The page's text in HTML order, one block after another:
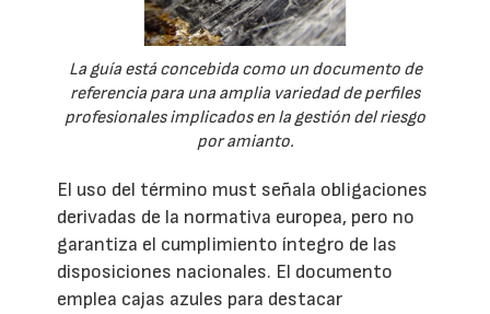
La guía está concebida como un documento de
referencia para una amplia variedad de perfiles
profesionales implicados en la gestión del riesgo
por amianto.
El uso del término must señala obligaciones
derivadas de la normativa europea, pero no
garantiza el cumplimiento íntegro de las
disposiciones nacionales. El documento
emplea cajas azules para destacar